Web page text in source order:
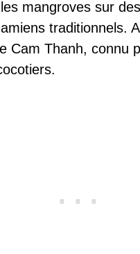
mangroves sur
traditionnels.
Cam Thanh, connu